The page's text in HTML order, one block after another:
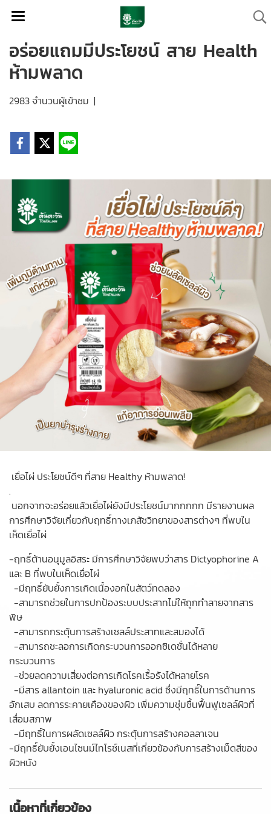
อร่อยแถมมีประโยชน์ สาย Health
ห้ามพลาด
2983 จำนวนผู้เข้าชม |
เยื่อไผ่ ประโยชน์ดีๆ ที่สาย Healthy ห้ามพลาด!
.
นอกจากจะอร่อยแล้วเยื่อไผ่ยังมีประโยชน์มากกกกก มีรายงานผล
การศึกษาวิจัยเกี่ยวกับฤทธิ์ทางเภสัชวิทยาของสารต่างๆ ที่พบใน
เห็ดเยื่อไผ่
-ฤทธิ์ต้านอนุมูลอิสระ มีการศึกษาวิจัยพบว่าสาร Dictyophorine A
และ B ที่พบในเห็ดเยื่อไผ่
-มีฤทธิ์ยับยั้งการเกิดเนื้องอกในสัตว์ทดลอง
-สามารถช่วยในการปกป้องระบบประสาทไม่ให้ถูกทำลายจากสาร
พิษ
-สามารถกระตุ้นการสร้างเซลล์ประสาทและสมองได้
-สามารถชะลอการเกิดกระบวนการออกซิเดชั่นได้หลาย
กระบวนการ
-ช่วยลดความเสี่ยงต่อการเกิดโรคเรื้อรังได้หลายโรค
-มีสาร allantoin และ hyaluronic acid ซึ่งมีฤทธิ์ในการต้านการ
อักเสบ ลดการระคายเคืองของผิว เพิ่มความชุ่มชื้นฟื้นฟูเซลล์ผิวที่
เสื่อมสภาพ
-มีฤทธิ์ในการผลัดเซลล์ผิว กระตุ้นการสร้างคอลลาเจน
-มีฤทธิ์ยับยั้งเอนไซนม์ไทโรซ์เนสที่เกี่ยวข้องกับการสร้างเม็ดสีของ
ผิวหนัง
เนื้อหาที่เกี่ยวข้อง